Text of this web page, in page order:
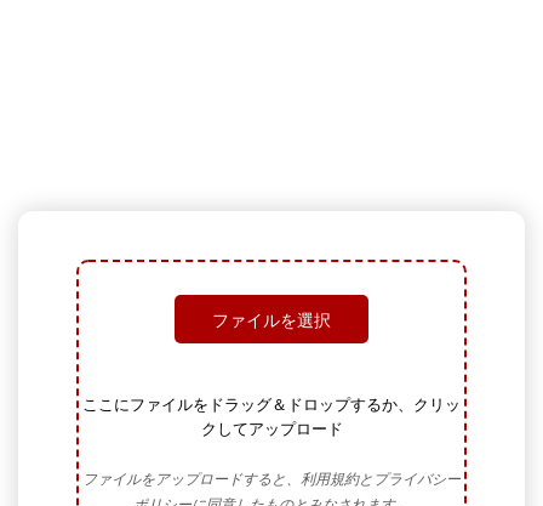
ファイルを選択
ここにファイルをドラッグ＆ドロップするか、クリッ
クしてアップロード
ファイルをアップロードすると、利用規約とプライバシー